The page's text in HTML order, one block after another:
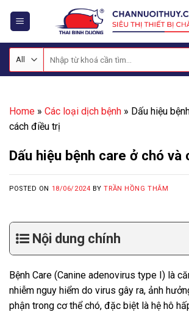
kiếm:
Home » Các loại dịch bệnh » Dấu hiệu
cách điều trị
Dấu hiệu bệnh care ở chó và
POSTED ON 18/06/2024 BYTRẦN HỒNG THẮM
Nội dung chính
Bệnh Care (Canine adenovirus type I) là
nhiễm nguy hiểm do virus gây ra, ảnh
phận trong cơ thể chó, đặc biệt là hệ hô